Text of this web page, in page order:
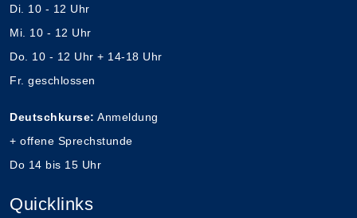
Di. 10 - 12 Uhr
Mi. 10 - 12 Uhr
Do. 10 - 12 Uhr + 14-18 Uhr
Fr. geschlossen
Deutschkurse: Anmeldung
+ offene Sprechstunde
Do 14 bis 15 Uhr
Quicklinks